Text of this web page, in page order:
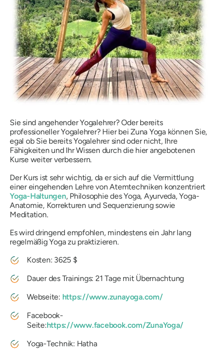
Sie sind angehender Yogalehrer? Oder bereits
professioneller Yogalehrer? Hier bei Zuna Yoga können Sie,
egal ob Sie bereits Yogalehrer sind oder nicht, Ihre
Fähigkeiten und Ihr Wissen durch die hier angebotenen
Kurse weiter verbessern.
Der Kurs ist sehr wichtig, da er sich auf die Vermittlung
einer eingehenden Lehre von Atemtechniken konzentriert
Yoga-Haltungen, Philosophie des Yoga, Ayurveda, Yoga-
Anatomie, Korrekturen und Sequenzierung sowie
Meditation.
Es wird dringend empfohlen, mindestens ein Jahr lang
regelmäßig Yoga zu praktizieren.
Kosten: 3625 $
Dauer des Trainings: 21 Tage mit Übernachtung
Webseite: https://www.zunayoga.com/
Facebook-
Seite:https://www.facebook.com/ZunaYoga/
Yoga-Technik: Hatha